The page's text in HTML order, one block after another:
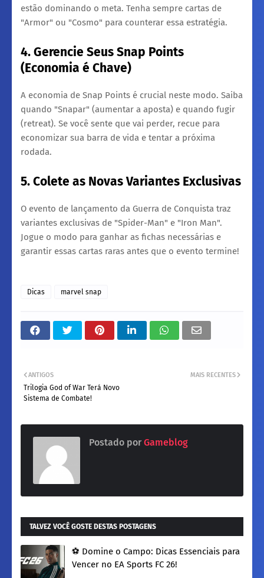
estão dominando o meta. Tenha sempre cartas de
"Armor" ou "Cosmo" para counterar essa estratégia.
4. Gerencie Seus Snap Points
(Economia é Chave)
​A economia de Snap Points é crucial neste modo. Saiba
quando "Snapar" (aumentar a aposta) e quando fugir
(retreat). Se você sente que vai perder, recue para
economizar sua barra de vida e tentar a próxima
rodada.
5. Colete as Novas Variantes Exclusivas
​O evento de lançamento da Guerra de Conquista traz
variantes exclusivas de "Spider-Man" e "Iron Man".
Jogue o modo para ganhar as fichas necessárias e
garantir essas cartas raras antes que o evento termine!
Dicas marvel snap
MAIS RECENTES
ANTIGOS
Trilogia God of War Terá Novo
Sistema de Combate!
Postado por Gameblog
TALVEZ VOCÊ GOSTE DESTAS POSTAGENS
​⚽ Domine o Campo: Dicas Essenciais para
Vencer no EA Sports FC 26!